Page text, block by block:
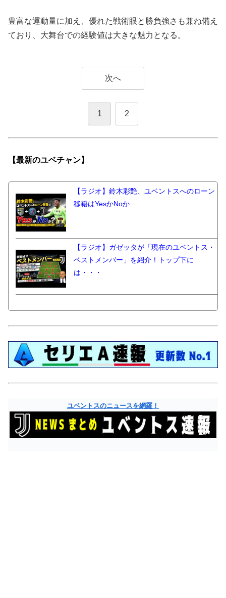
豊富な運動量に加え、優れた戦術眼と勝負強さも兼ね備え
ており、大舞台での経験値は大きな魅力となる。
次へ
1 2
【最新のユベチャン】
【ラジオ】鈴木彩艶、ユベントスへのローン
移籍はYesかNoか
【ラジオ】ガゼッタが「現在のユベントス・
ベストメンバー」を紹介！トップ下に
は・・・
ユベントスのニュースを網羅！